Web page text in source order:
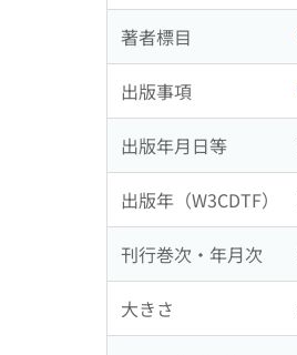
著者標目
出版事項
出版年月日等
出版年（W3CDTF）
刊行巻次・年月次
大きさ